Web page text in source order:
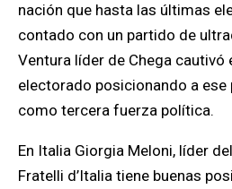
nación que hasta las últimas
contado con un partido de
Ventura líder de Chega cautivó
electorado posicionando a
como tercera fuerza política.
En Italia Giorgia Meloni, líder
Fratelli d’Italia tiene buenas